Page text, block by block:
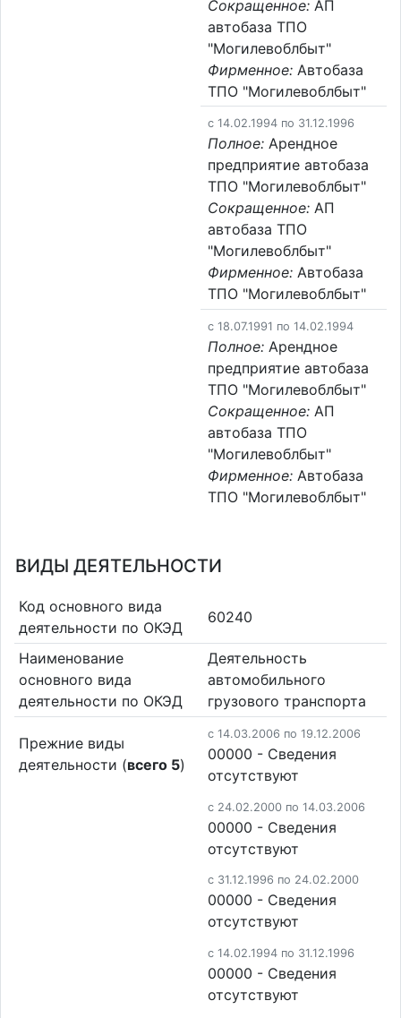
Сокращенное: АП
автобаза ТПО
"Могилевоблбыт"
Фирменное: Автобаза
ТПО "Могилевоблбыт"
c 14.02.1994 по 31.12.1996
Полное: Арендное
предприятие автобаза
ТПО "Могилевоблбыт"
Сокращенное: АП
автобаза ТПО
"Могилевоблбыт"
Фирменное: Автобаза
ТПО "Могилевоблбыт"
c 18.07.1991 по 14.02.1994
Полное: Арендное
предприятие автобаза
ТПО "Могилевоблбыт"
Сокращенное: АП
автобаза ТПО
"Могилевоблбыт"
Фирменное: Автобаза
ТПО "Могилевоблбыт"
ВИДЫ ДЕЯТЕЛЬНОСТИ
Код основного вида
деятельности по ОКЭД
60240
Наименование
основного вида
деятельности по ОКЭД
Деятельность
автомобильного
грузового транспорта
Прежние виды
деятельности (всего 5)
c 14.03.2006 по 19.12.2006
00000 - Cведения
отсутствуют
c 24.02.2000 по 14.03.2006
00000 - Cведения
отсутствуют
c 31.12.1996 по 24.02.2000
00000 - Cведения
отсутствуют
c 14.02.1994 по 31.12.1996
00000 - Cведения
отсутствуют